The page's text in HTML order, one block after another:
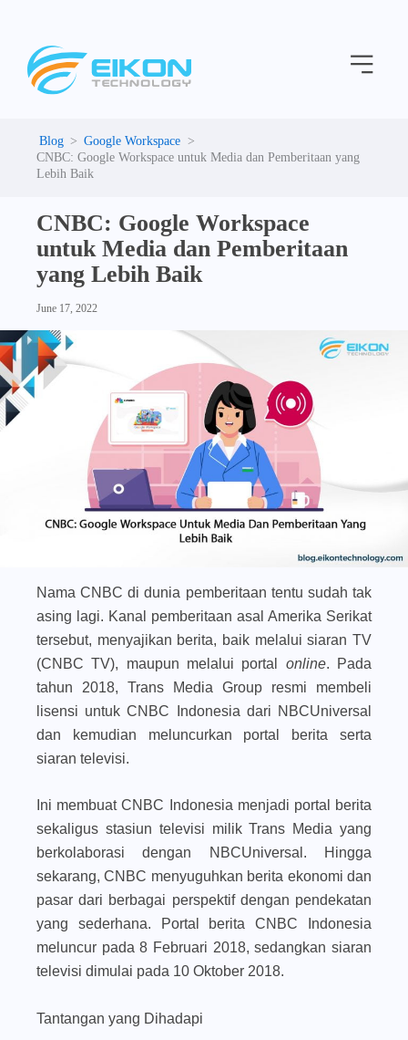
content
Menu
Google Workspace
CNBC: Google Workspace untuk Media dan Pemberitaan yang
Lebih Baik
CNBC: Google Workspace
untuk Media dan Pemberitaan
yang Lebih Baik
June 17, 2022
Nama CNBC di dunia pemberitaan tentu sudah tak
asing lagi. Kanal pemberitaan asal Amerika Serikat
tersebut, menyajikan berita, baik melalui siaran TV
(CNBC TV), maupun melalui portal online. Pada
tahun 2018, Trans Media Group resmi membeli
lisensi untuk CNBC Indonesia dari NBCUniversal
dan kemudian meluncurkan portal berita serta
siaran televisi.
Ini membuat CNBC Indonesia menjadi portal berita
sekaligus stasiun televisi milik Trans Media yang
berkolaborasi dengan NBCUniversal. Hingga
sekarang, CNBC menyuguhkan berita ekonomi dan
pasar dari berbagai perspektif dengan pendekatan
yang sederhana. Portal berita CNBC Indonesia
meluncur pada 8 Februari 2018, sedangkan siaran
televisi dimulai pada 10 Oktober 2018.
Tantangan yang Dihadapi
e
g
i
e
s